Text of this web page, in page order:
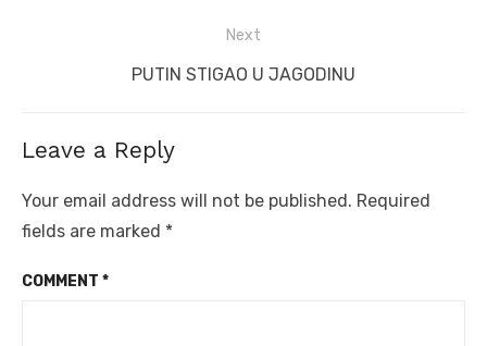
Next
Next
PUTIN STIGAO U JAGODINU
Leave a Reply
Your email address will not be published. Required
fields are marked *
COMMENT *